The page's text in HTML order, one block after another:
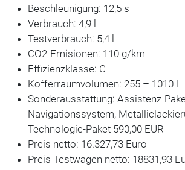
Beschleunigung: 12,5 s
Verbrauch: 4,9 l
Testverbrauch: 5,4 l
CO2-Emisionen: 110 g/km
Effizienzklasse: C
Kofferraumvolumen: 255 – 1010 l
Sonderausstattung: Assistenz-
Navigationssystem,
Technologie-Paket 590,00 EUR
Preis netto: 16.327,73 Euro
Preis Testwagen netto: 18831,93